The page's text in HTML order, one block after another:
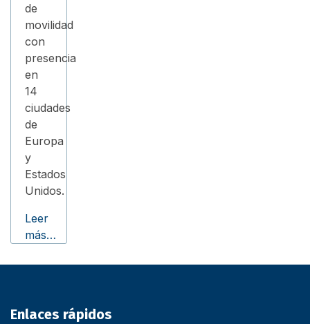
de
movilidad
con
presencia
en
14
ciudades
de
Europa
y
Estados
Unidos.
Leer
más…
Enlaces rápidos